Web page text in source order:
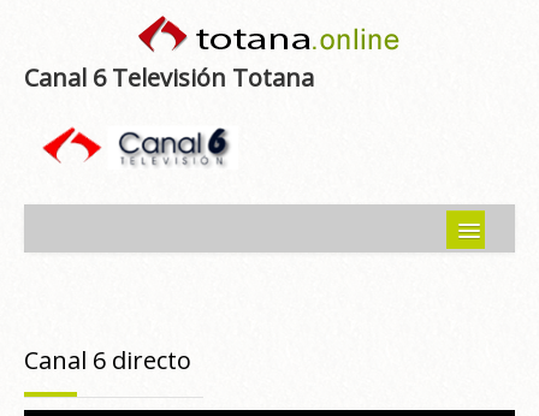
Canal 6 Televisión Totana
Programas emitidos
Canal 6 directo